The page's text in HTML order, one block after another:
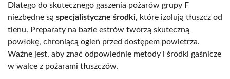
Dlatego do skutecznego gaszenia pożarów grupy F
niezbędne są specjalistyczne środki, które izolują tłuszcz od
tlenu. Preparaty na bazie estrów tworzą skuteczną
powłokę, chroniącą ogień przed dostępem powietrza.
Ważne jest, aby znać odpowiednie metody i środki gaśnicze
w walce z pożarami tłuszczów.